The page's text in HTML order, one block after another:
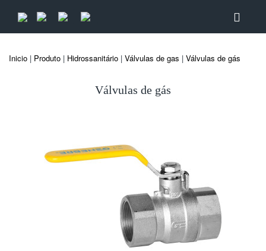
Inicio | Produto | Hidrossanitário | Válvulas de gas | Válvulas de gás
Válvulas de gás